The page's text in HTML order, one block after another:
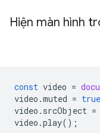
Hiện màn hình
const video =
video .muted = true
video . srcObject =
video .play();